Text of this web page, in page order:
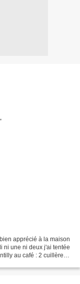
apprécié à la maison
ni une ni deux j'ai tentée
au café : 2 cuillères à